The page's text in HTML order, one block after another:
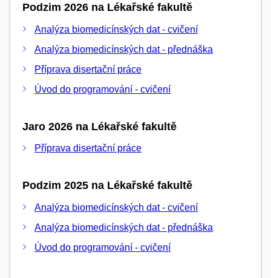
Podzim 2026 na Lékařské fakultě
Analýza biomedicínských dat - cvičení
Analýza biomedicínských dat - přednáška
Příprava disertační práce
Úvod do programování - cvičení
Jaro 2026 na Lékařské fakultě
Příprava disertační práce
Podzim 2025 na Lékařské fakultě
Analýza biomedicínských dat - cvičení
Analýza biomedicínských dat - přednáška
Úvod do programování - cvičení